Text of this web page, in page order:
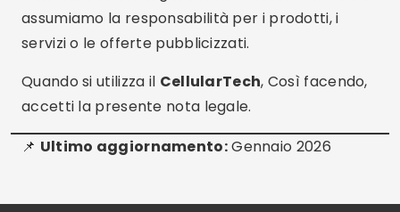
assumiamo la responsabilità per i prodotti, i
servizi o le offerte pubblicizzati.
Quando si utilizza il CellularTech, Così facendo,
accetti la presente nota legale.
📌 Ultimo aggiornamento:Gennaio 2026